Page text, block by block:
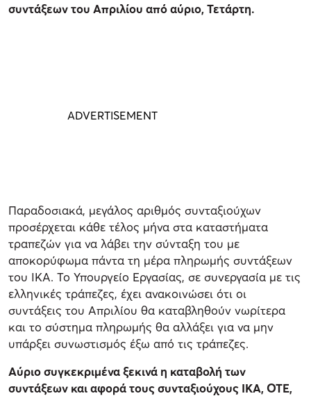
συντάξεων του Απριλίου από αύριο, Τετάρτη.
Παραδοσιακά, μεγάλος αριθμός συνταξιούχων
προσέρχεται κάθε τέλος μήνα στα καταστήματα
τραπεζών για να λάβει την σύνταξη του με
αποκορύφωμα πάντα τη μέρα πληρωμής συντάξεων
του ΙΚΑ. Το Υπουργείο Εργασίας, σε συνεργασία με τις
ελληνικές τράπεζες, έχει ανακοινώσει ότι οι
συντάξεις του Απριλίου θα καταβληθούν νωρίτερα
και το σύστημα πληρωμής θα αλλάξει για να μην
υπάρξει συνωστισμός έξω από τις τράπεζες.
Αύριο συγκεκριμένα ξεκινά η καταβολή των
συντάξεων και αφορά τους συνταξιούχους ΙΚΑ, ΟΤΕ,